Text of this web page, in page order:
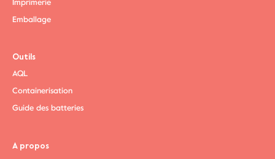
Imprimerie
Emballage
Outils
AQL
Containerisation
Guide des batteries
A propos